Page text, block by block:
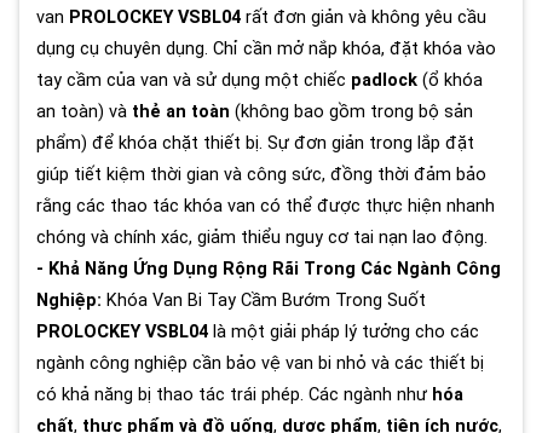
van PROLOCKEY VSBL04 rất đơn giản và không yêu cầu
dụng cụ chuyên dụng. Chỉ cần mở nắp khóa, đặt khóa vào
tay cầm của van và sử dụng một chiếc padlock (ổ khóa
an toàn) và thẻ an toàn (không bao gồm trong bộ sản
phẩm) để khóa chặt thiết bị. Sự đơn giản trong lắp đặt
giúp tiết kiệm thời gian và công sức, đồng thời đảm bảo
rằng các thao tác khóa van có thể được thực hiện nhanh
chóng và chính xác, giảm thiểu nguy cơ tai nạn lao động.
- Khả Năng Ứng Dụng Rộng Rãi Trong Các Ngành Công
Nghiệp: Khóa Van Bi Tay Cầm Bướm Trong Suốt
PROLOCKEY VSBL04 là một giải pháp lý tưởng cho các
ngành công nghiệp cần bảo vệ van bi nhỏ và các thiết bị
có khả năng bị thao tác trái phép. Các ngành như hóa
chất, thực phẩm và đồ uống, dược phẩm, tiện ích nước,